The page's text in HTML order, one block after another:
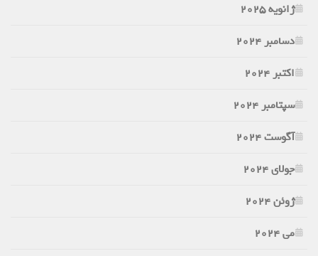
ژانویه 2025
دسامبر 2024
اکتبر 2024
سپتامبر 2024
آگوست 2024
جولای 2024
ژوئن 2024
می 2024